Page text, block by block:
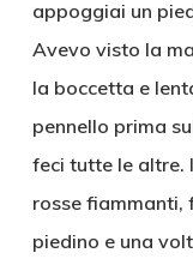
appoggiai un
Avevo visto la
la boccetta e
pennello prima
feci tutte le altre.
rosse fiammanti,
piedino e una